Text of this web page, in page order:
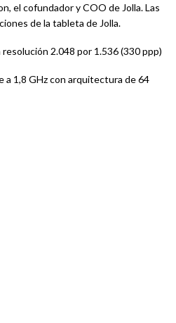
el cofundador y COO de Jolla. Las
de la tableta de Jolla.
resolución 2.048 por 1.536 (330 ppp)
a 1,8 GHz con arquitectura de 64